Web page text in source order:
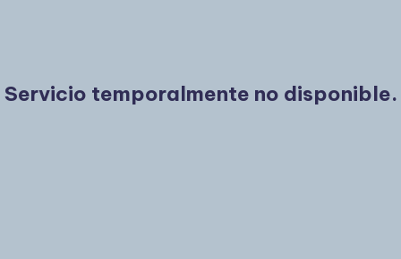
Servicio temporalmente no disponible.